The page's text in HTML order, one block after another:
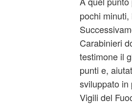
pochi
Carabinieri
testimone il
punti e,
sviluppato in
Vigili del